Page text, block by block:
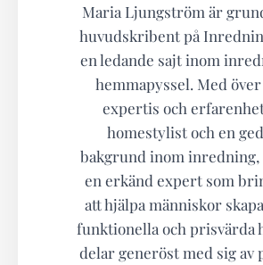
Maria Ljungström är
huvudskribent på
en ledande sajt inom
hemmapyssel. Med över
expertis och
homestylist och en
bakgrund inom inredning,
en erkänd expert som
att hjälpa människor
funktionella och prisvärda
delar generöst med sig av